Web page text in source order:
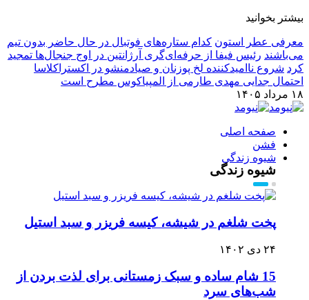
بیشتر بخوانید
معرفی عطر استون کدام ستاره‌های فوتبال در حال حاضر بدون تیم
می‌باشند رئیس فیفا از حرفه‌ای‌گری آرژانتین در اوج جنجال‌ها تمجید
کرد شروع ناامیدکننده لخ پوزنان و صیادمنشو در اکستراکلاسا
احتمال جدایی مهدی طارمی از المپیاکوس مطرح است
۱۸ مرداد ۱۴۰۵
صفحه اصلی
فشن
شیوه زندگی
شیوه زندگی
پخت شلغم در شیشه، کیسه فریزر و سبد استیل
۲۴ دی ۱۴۰۲
15 شام ساده و سبک زمستانی برای لذت بردن از
شب‌های سرد